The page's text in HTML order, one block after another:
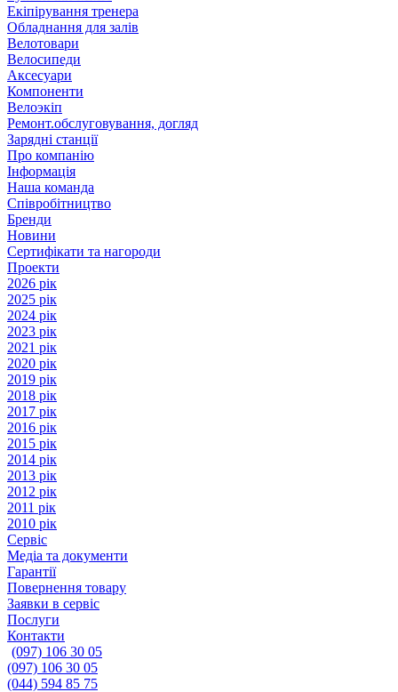
Екіпірування тренера
Обладнання для залів
Велотовари
Велосипеди
Аксесуари
Компоненти
Велоэкіп
Ремонт.обслуговування, догляд
Зарядні станції
Про компанію
Інформація
Наша команда
Співробітництво
Бренди
Новини
Сертифікати та нагороди
Проекти
2026 рік
2025 рік
2024 рік
2023 рік
2021 рік
2020 рік
2019 рік
2018 рік
2017 рік
2016 рік
2015 рік
2014 рік
2013 рік
2012 рік
2011 рік
2010 рік
Сервіс
Медіа та документи
Гарантії
Повернення товару
Заявки в сервіс
Послуги
Контакти
(097) 106 30 05
(097) 106 30 05
(044) 594 85 75